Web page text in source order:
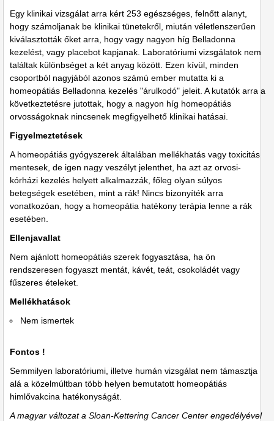
Egy klinikai vizsgálat arra kért 253 egészséges, felnőtt alanyt,
hogy számoljanak be klinikai tünetekről, miután véletlenszerűen
kiválasztották őket arra, hogy vagy nagyon híg Belladonna
kezelést, vagy placebot kapjanak. Laboratóriumi vizsgálatok nem
találtak különbséget a két anyag között. Ezen kívül, minden
csoportból nagyjából azonos számú ember mutatta ki a
homeopátiás Belladonna kezelés "árulkodó" jeleit. A kutatók arra a
következtetésre jutottak, hogy a nagyon híg homeopátiás
orvosságoknak nincsenek megfigyelhető klinikai hatásai.
Figyelmeztetések
A homeopátiás gyógyszerek általában mellékhatás vagy toxicitás
mentesek, de igen nagy veszélyt jelenthet, ha azt az orvosi-
kórházi kezelés helyett alkalmazzák, főleg olyan súlyos
betegségek esetében, mint a rák! Nincs bizonyíték arra
vonatkozóan, hogy a homeopátia hatékony terápia lenne a rák
esetében.
Ellenjavallat
Nem ajánlott homeopátiás szerek fogyasztása, ha ön
rendszeresen fogyaszt mentát, kávét, teát, csokoládét vagy
fűszeres ételeket.
Mellékhatások
Nem ismertek
Fontos !
Semmilyen laboratóriumi, illetve humán vizsgálat nem támasztja
alá a közelmúltban több helyen bemutatott homeopátiás
himlővakcina hatékonyságát.
A magyar változat a Sloan-Kettering Cancer Center engedélyével